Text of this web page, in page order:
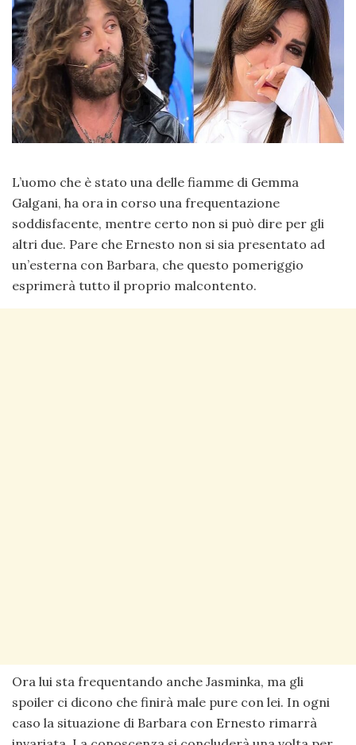
L’uomo che è stato una delle fiamme di Gemma
Galgani, ha ora in corso una frequentazione
soddisfacente, mentre certo non si può dire per gli
altri due. Pare che Ernesto non si sia presentato ad
un’esterna con Barbara, che questo pomeriggio
esprimerà tutto il proprio malcontento.
Ora lui sta frequentando anche Jasminka, ma gli
spoiler ci dicono che finirà male pure con lei. In ogni
caso la situazione di Barbara con Ernesto rimarrà